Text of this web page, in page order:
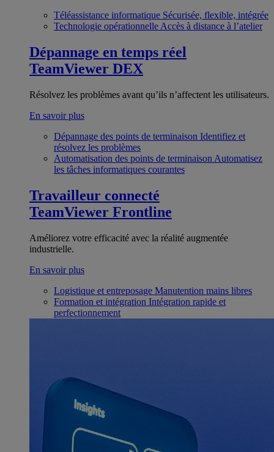
Téléassistance informatique Sécurisée, flexible, intégrée
Technologie opérationnelle Accès à distance à l’atelier
Dépannage en temps réel
TeamViewer DEX
Résolvez les problèmes avant qu’ils n’affectent les utilisateurs.
En savoir plus
Dépannage des points de terminaison Identifiez et
résolvez les problèmes
Automatisation des points de terminaison Automatisez
les tâches informatiques courantes
Travailleur connecté
TeamViewer Frontline
Améliorez votre efficacité avec la réalité augmentée
industrielle.
En savoir plus
Logistique et entreposage Manutention mains libres
Formation et intégration Intégration rapide et
perfectionnement